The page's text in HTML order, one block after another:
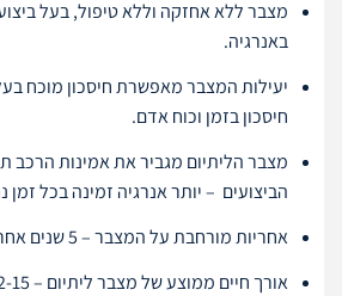
מצבר ללא אחזקה וללא טיפול, בעל
באנרגיה.
יעילות המצבר מאפשרת חיסכון מוכח
חיסכון בזמן וכוח אדם.
מצבר הליתיום מגביר את אמינות הרכב
הביצועים – יותר אנרגיה זמינה בכל זמן
אחריות מורחבת על המצבר – 5 שנים אחריות יצרן